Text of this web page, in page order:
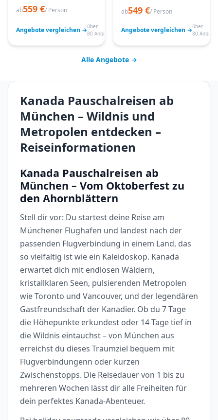
ab559 €/ Person
Angebote vergleichen →über
80 Anbieter
ab549 €/ Person
Angebote vergleichen →über
80
Alle Angebote →
Kanada Pauschalreisen ab
München – Wildnis und
Metropolen entdecken –
Reiseinformationen
Kanada Pauschalreisen ab
München – Vom Oktoberfest zu
den Ahornblättern
Stell dir vor: Du startest deine Reise am
Münchener Flughafen und landest nach der
passenden Flugverbindung in einem Land, das
so vielfältig ist wie ein Kaleidoskop. Kanada
erwartet dich mit endlosen Wäldern,
kristallklaren Seen, pulsierenden Metropolen
wie Toronto und Vancouver, und der legendären
Gastfreundschaft der Kanadier. Ob du 7 Tage
die Höhepunkte erkundest oder 14 Tage tief in
die Wildnis eintauchst – von München aus
erreichst du dieses Traumziel bequem mit
Flugverbindungenn oder kurzen
Zwischenstopps. Die Reisedauer von 1 bis zu
mehreren Wochen lässt dir alle Freiheiten für
dein perfektes Kanada-Abenteuer.